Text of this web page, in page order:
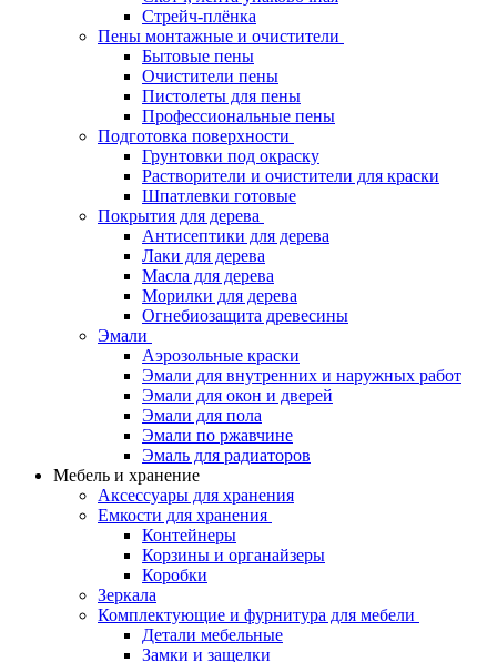
Стрейч-плёнка
Пены монтажные и очистители
Бытовые пены
Очистители пены
Пистолеты для пены
Профессиональные пены
Подготовка поверхности
Грунтовки под окраску
Растворители и очистители для краски
Шпатлевки готовые
Покрытия для дерева
Антисептики для дерева
Лаки для дерева
Масла для дерева
Морилки для дерева
Огнебиозащита древесины
Эмали
Аэрозольные краски
Эмали для внутренних и наружных работ
Эмали для окон и дверей
Эмали для пола
Эмали по ржавчине
Эмаль для радиаторов
Мебель и хранение
Аксессуары для хранения
Емкости для хранения
Контейнеры
Корзины и органайзеры
Коробки
Зеркала
Комплектующие и фурнитура для мебели
Детали мебельные
Замки и защелки